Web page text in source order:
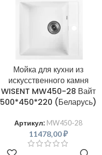
Мойка для кухни из
искусственного камня
WISENT MW450-28 Вайт
500*450*220 (Беларусь)
Артикул: MW450-28
11478,00₽